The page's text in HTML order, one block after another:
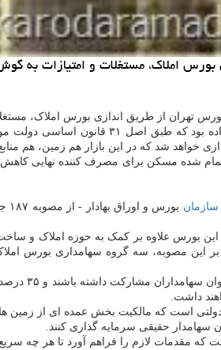
از طریق اندازی بورس املاک، مستغلات و
موظف است برای افراد کم توان
خواهد شد که در این بازار هم زمین، هم
مسکن برای مصرف کننده نهایی کاهش
سازمان
این بورس علاوه بر کمک به حوزه املاک و
بنا بر
داشت.
سهامدار حقیقی سرمایه گذاری کنند.
لازم را فراهم آورد تا هر چه سریع